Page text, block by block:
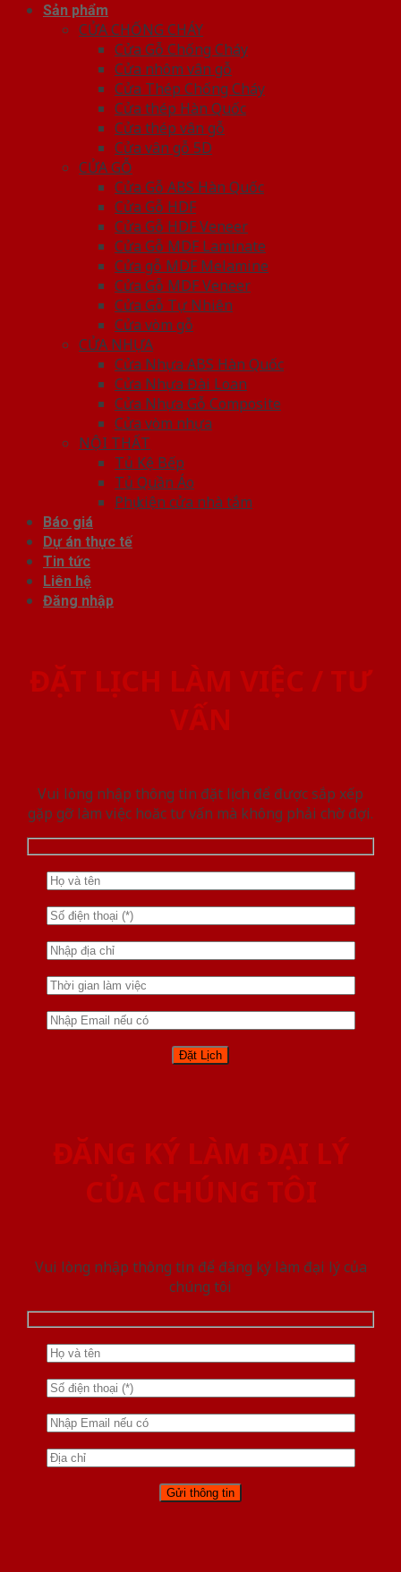
Sản phẩm
CỬA CHỐNG CHÁY
Cửa Gỗ Chống Cháy
Cửa nhôm vân gỗ
Cửa Thép Chống Cháy
Cửa thép Hàn Quốc
Cửa thép vân gỗ
Cửa vân gỗ 5D
CỬA GỖ
Cửa Gỗ ABS Hàn Quốc
Cửa Gỗ HDF
Cửa Gỗ HDF Veneer
Cửa Gỗ MDF Laminate
Cửa gỗ MDF Melamine
Cửa Gỗ MDF Veneer
Cửa Gỗ Tự Nhiên
Cửa vòm gỗ
CỬA NHỰA
Cửa Nhựa ABS Hàn Quốc
Cửa Nhựa Đài Loan
Cửa Nhựa Gỗ Composite
Cửa vòm nhựa
NỘI THẤT
Tủ Kệ Bếp
Tủ Quần Áo
Phụ kiện cửa nhà tắm
Báo giá
Dự án thực tế
Tin tức
Liên hệ
Đăng nhập
ĐẶT LỊCH LÀM VIỆC / TƯ
VẤN
Vui lòng nhập thông tin đặt lịch để được sắp xếp
gặp gỡ làm việc hoăc tư vấn mà không phải chờ đợi.
ĐĂNG KÝ LÀM ĐẠI LÝ
CỦA CHÚNG TÔI
Vui lòng nhập thông tin để đăng ký làm đại lý của
chúng tôi